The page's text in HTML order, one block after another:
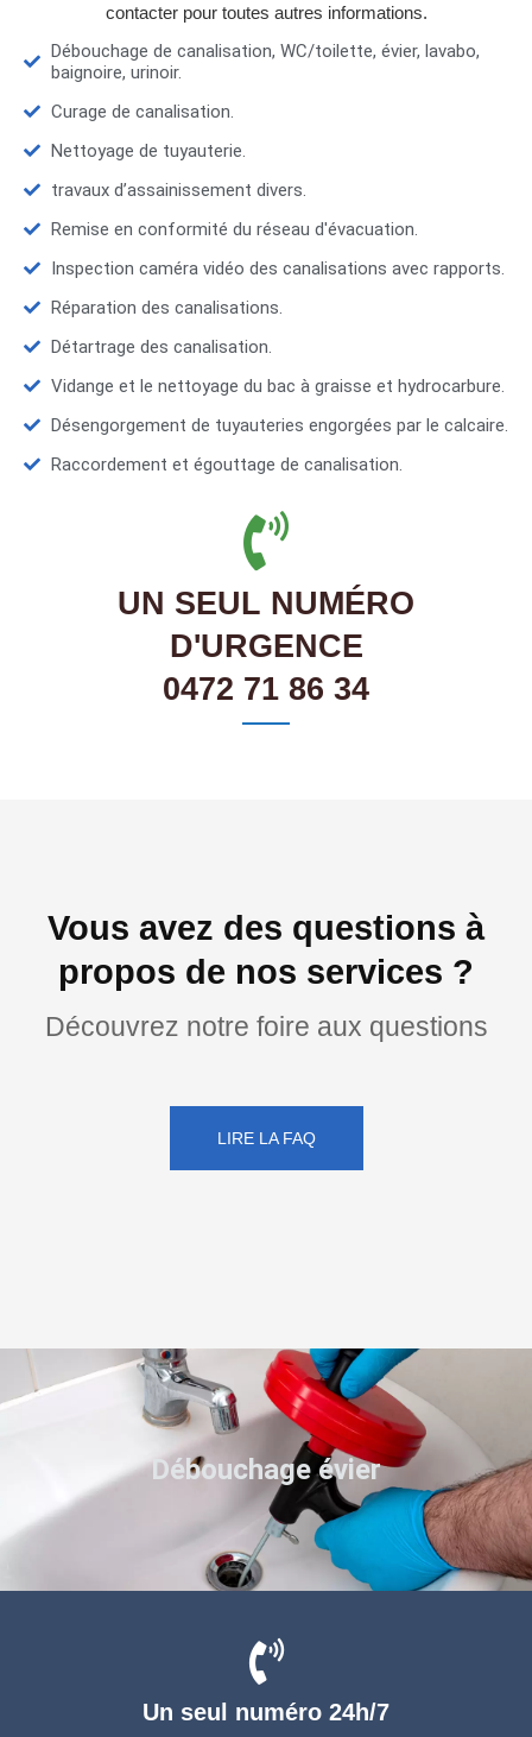
contacter pour toutes autres informations.
Débouchage de canalisation, WC/toilette, évier, lavabo,
baignoire, urinoir.
Curage de canalisation.
Nettoyage de tuyauterie.
travaux d’assainissement divers.
Remise en conformité du réseau d'évacuation.
Inspection caméra vidéo des canalisations avec rapports.
Réparation des canalisations.
Détartrage des canalisation.
Vidange et le nettoyage du bac à graisse et hydrocarbure.
Désengorgement de tuyauteries engorgées par le calcaire.
Raccordement et égouttage de canalisation.
UN SEUL NUMÉRO
D'URGENCE
0472 71 86 34
Vous avez des questions à
propos de nos services ?
Découvrez notre foire aux questions
LIRE LA FAQ
Un seul numéro 24h/7
Débouchage évier